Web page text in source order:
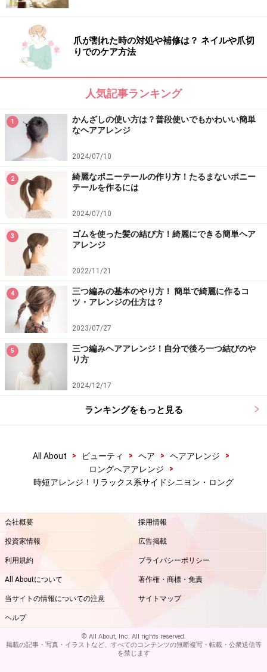
爪が割れた時の対処や補修は？ ネイルや爪切
りでのケア方法
人気記事ランキング
1
かんざしの使い方は？普段使いでもかわいい簡単
なヘアアレンジ
2024/07/10
2
綺麗なポニーテールの作り方！たるまないポニー
テールを作るには
2024/07/10
3
ゴムを使った髪の結び方！綺麗にできる簡単ヘア
アレンジ
2022/11/21
4
三つ編みの基本のやり方！ 簡単で綺麗に作るコ
ツ・アレンジの仕方は？
2023/07/27
5
三つ編みヘアアレンジ！自分で後ろ一つ結びのや
り方
2024/12/17
ランキングをもっと見る
All About > ビューティ > ヘア > ヘアアレンジ
>
ロングへアアレンジ
>
時短アレンジ！リラックス系サイドシニヨン・ロング
会社概要 採用情報
投資家情報 広告掲載
利用規約 プライバシーポリシー
All Aboutについて 著作権・商標・免責
当サイトの情報についての注意 サイトマップ
ヘルプ
© All About, Inc. All rights reserved.
掲載の記事・写真・イラストなど、すべてのコンテンツの無断複写・転載・公衆送信等
を禁じます